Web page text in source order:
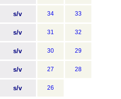
s/v 34 33
s/v 31 32
s/v 30 29
s/v 27 28
s/v 26